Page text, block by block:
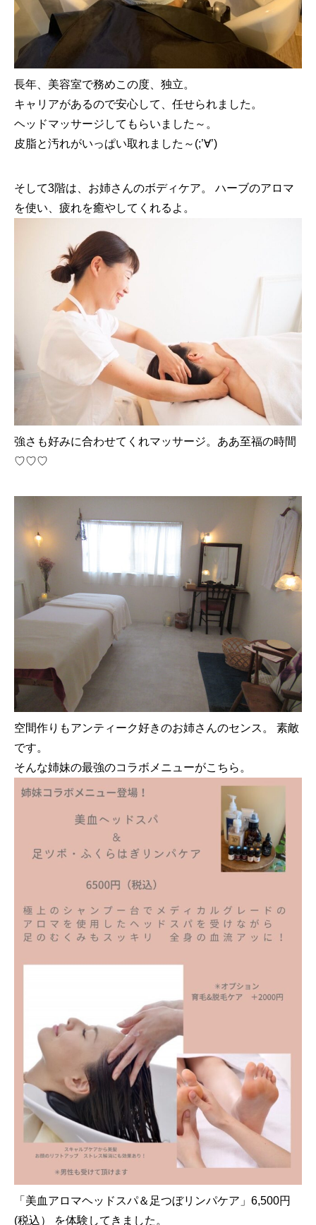
長年、美容室で務めこの度、独立。
キャリアがあるので安心して、任せられました。
ヘッドマッサージしてもらいました～。
皮脂と汚れがいっぱい取れました～(;’∀’)
そして3階は、お姉さんのボディケア。 ハーブのアロマ
を使い、疲れを癒やしてくれるよ。
強さも好みに合わせてくれマッサージ。ああ至福の時間
♡♡♡
空間作りもアンティーク好きのお姉さんのセンス。 素敵
です。
そんな姉妹の最強のコラボメニューがこちら。
「美血アロマヘッドスパ＆足つぼリンパケア」6,500円
(税込） を体験してきました。